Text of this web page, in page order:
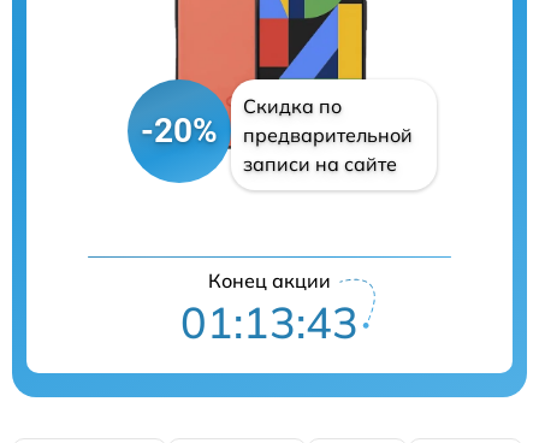
-20%
Скидка по
предварительной
записи на сайте
Конец акции
01:13:42